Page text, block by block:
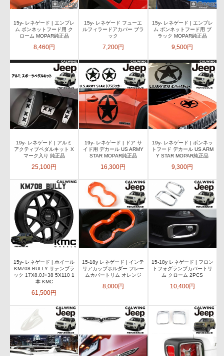
15y- レネゲード | エンブレ
ム ボンネットフード用 ク
ローム MOPAR純正品
8,460円
15y- レネゲード フューエ
ルフィラードアカバー ブラ
ック
7,200円
15y- レネゲード | エンブレ
ム ボンネットフード用 ブ
ラック MOPAR純正品
9,500円
19y- レネゲード | アルミ
アクティブペダルキット X
マーク入り 純正品
25,100円
19y- レネゲード | ドア サ
イド用 デカール US ARMY
STAR MOPAR純正品
16,300円
19y- レネゲード | ボンネッ
トフード デカール US ARM
Y STAR MOPAR純正品
9,300円
15y- レネゲード | ホイール
KM708 BULLY サテンブラ
ック 17X8.0J+38 5X110 1
本 KMC
61,500円
15-18y レネゲード | インテ
リアカップホルダー フレー
ムカバートリム オレンジ
8,000円
15-18y レネゲード | フロン
トフォグランプカバートリ
ム クローム 2PCS
10,400円